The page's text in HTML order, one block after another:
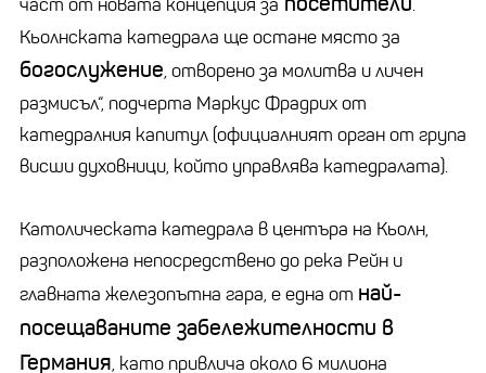
част от новата концепция за
.
Кьолнската катедрала ще остане място за
богослужение, отворено за молитва и личен
размисъл“, подчерта Маркус Фрадрих от
катедралния капитул (официалният орган от група
висши духовници, който управлява катедралата).
Католическата катедрала в центъра на Кьолн,
разположена непосредствено до река Рейн и
главната железопътна гара, е една от най-
посещаваните забележителности в
Германия, като привлича около 6 милиона